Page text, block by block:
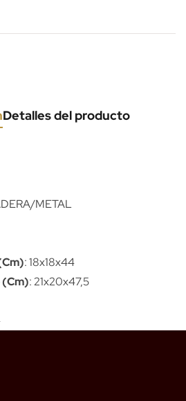
Detalles del producto
METAL
: 18x18x44
(Cm): 21x20x47,5